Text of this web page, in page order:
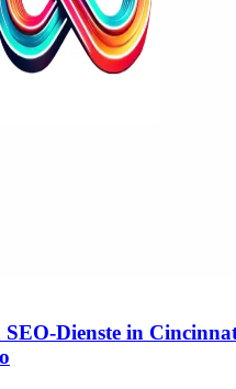
SEO-Dienste in